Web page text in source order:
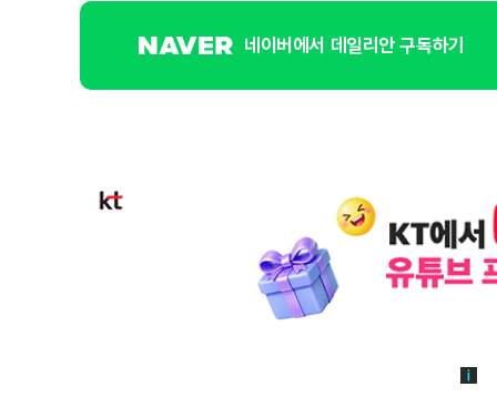
네이버에서 데일리안 구독하기